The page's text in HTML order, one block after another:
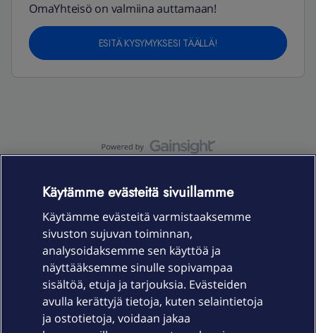
OmaYhteisö on valmiina auttamaan!
ESITÄ KYSYMYKSESI TÄÄLLÄ!
Laitteet & liittymät
Palvelut
Käytämme evästeitä sivuillamme
Käytämme evästeitä varmistaaksemme
sivuston sujuvan toiminnan,
analysoidaksemme sen käyttöä ja
näyttääksemme sinulle sopivampaa
sisältöä, etuja ja tarjouksia. Evästeiden
avulla kerättyjä tietoja, kuten selaintietoja
ja ostotietoja, voidaan jakaa